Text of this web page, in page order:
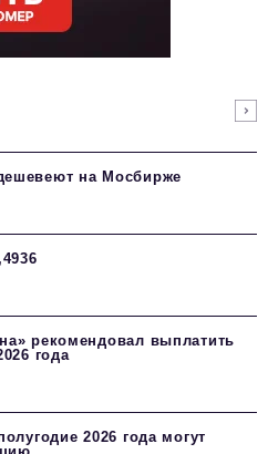
на Мосбирже
рекомендовал выплатить
года
2026 года могут